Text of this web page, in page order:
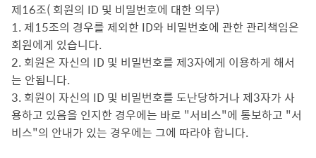
제16조( 회원의 ID 및 비밀번호에 대한 의무)
1. 제15조의 경우를 제외한 ID와 비밀번호에 관한 관리책임은
회원에게 있습니다.
2. 회원은 자신의 ID 및 비밀번호를 제3자에게 이용하게 해서
는 안됩니다.
3. 회원이 자신의 ID 및 비밀번호를 도난당하거나 제3자가 사
용하고 있음을 인지한 경우에는 바로 "서비스"에 통보하고 "서
비스"의 안내가 있는 경우에는 그에 따라야 합니다.